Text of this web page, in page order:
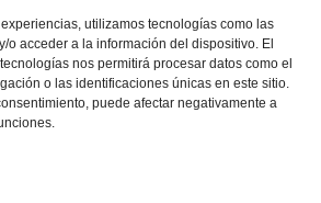
utilizamos tecnologías como las
o acceder a la información del dispositivo. El
nos permitirá procesar datos como el
o las identificaciones únicas en este sitio.
puede afectar negativamente a
en hasta 3 años sin intereses